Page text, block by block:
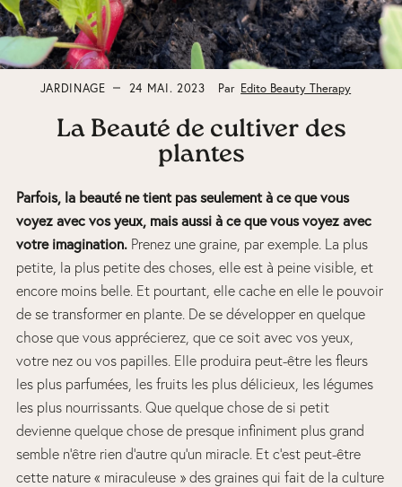
JARDINAGE 24 MAI. 2023 Par Edito Beauty Therapy
La Beauté de cultiver des
plantes
Parfois, la beauté ne tient pas seulement à ce que vous
voyez avec vos yeux, mais aussi à ce que vous voyez avec
votre imagination. Prenez une graine, par exemple. La plus
petite, la plus petite des choses, elle est à peine visible, et
encore moins belle. Et pourtant, elle cache en elle le pouvoir
de se transformer en plante. De se développer en quelque
chose que vous apprécierez, que ce soit avec vos yeux,
votre nez ou vos papilles. Elle produira peut-être les fleurs
les plus parfumées, les fruits les plus délicieux, les légumes
les plus nourrissants. Que quelque chose de si petit
devienne quelque chose de presque infiniment plus grand
semble n’être rien d’autre qu’un miracle. Et c’est peut-être
cette nature « miraculeuse » des graines qui fait de la culture